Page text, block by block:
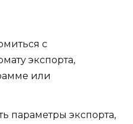
с
экспорта,
или
параметры экспорта,